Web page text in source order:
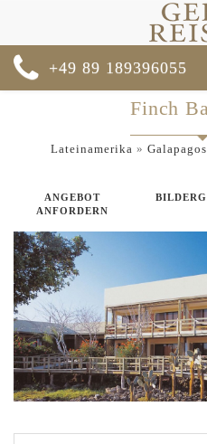
+49 89 189396055
Finch
Lateinamerika »
ANGEBOT
ANFORDERN